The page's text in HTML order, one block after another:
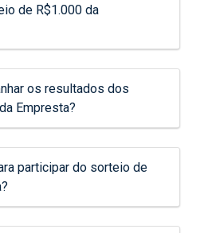
de R$1.000 da
os resultados dos
Empresta?
participar do sorteio de